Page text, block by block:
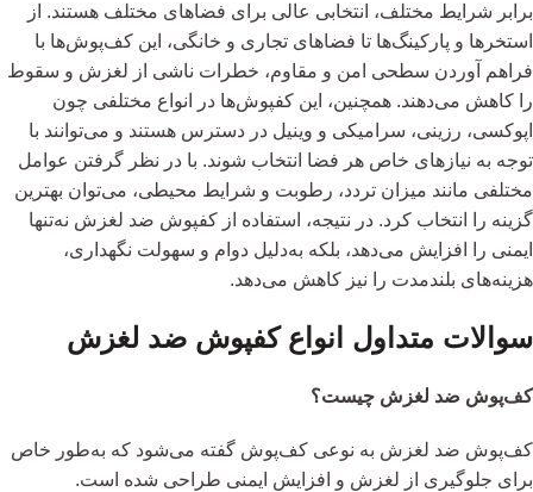
برابر شرایط مختلف، انتخابی عالی برای فضاهای مختلف هستند. از
استخرها و پارکینگ‌ها تا فضاهای تجاری و خانگی، این کف‌پوش‌ها با
فراهم آوردن سطحی امن و مقاوم، خطرات ناشی از لغزش و سقوط
را کاهش می‌دهند. همچنین، این کفپوش‌ها در انواع مختلفی چون
اپوکسی، رزینی، سرامیکی و وینیل در دسترس هستند و می‌توانند با
توجه به نیازهای خاص هر فضا انتخاب شوند. با در نظر گرفتن عوامل
مختلفی مانند میزان تردد، رطوبت و شرایط محیطی، می‌توان بهترین
گزینه را انتخاب کرد. در نتیجه، استفاده از کفپوش ضد لغزش نه‌تنها
ایمنی را افزایش می‌دهد، بلکه به‌دلیل دوام و سهولت نگهداری،
هزینه‌های بلندمدت را نیز کاهش می‌دهد.
سوالات متداول انواع کفپوش ضد لغزش
کف‌پوش ضد لغزش چیست؟
کف‌پوش ضد لغزش به نوعی کف‌پوش گفته می‌شود که به‌طور خاص
برای جلوگیری از لغزش و افزایش ایمنی طراحی شده است.